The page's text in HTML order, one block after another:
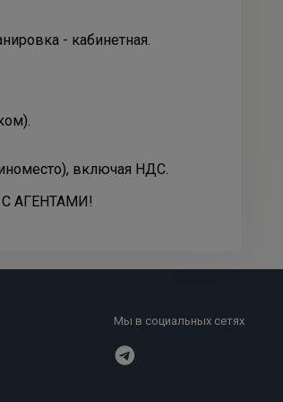
- кабинетная.
включая НДС.
АГЕНТАМИ!
Мы в социальных сетях